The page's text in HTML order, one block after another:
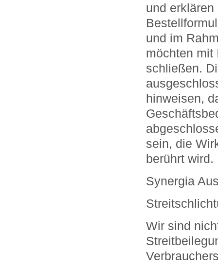
und
und im
möchten mit
schließen.
hinweisen,
sein, die
berührt wird.
Synergia
Wir sind